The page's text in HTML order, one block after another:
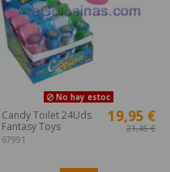
No hay estoc
Candy Toilet 24Uds
Fantasy Toys
67991
19,95 €
21,45 €